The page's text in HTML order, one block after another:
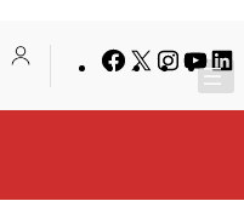
Facebook
X